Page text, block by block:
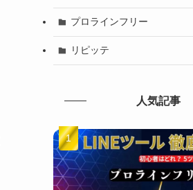
プロラインフリー
リピッテ
人気記事